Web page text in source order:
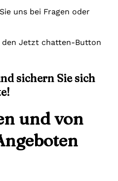
uns bei Fragen oder
den Jetzt chatten-Button
sichern Sie sich
und von